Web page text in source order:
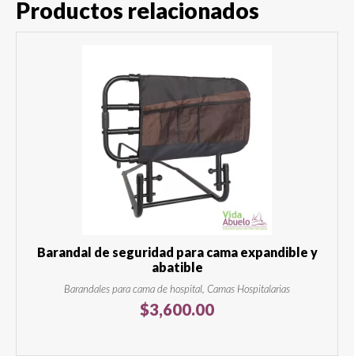
Productos relacionados
Barandal de seguridad para cama expandible y
abatible
Barandales para cama de hospital, Camas Hospitalarias
$3,600.00